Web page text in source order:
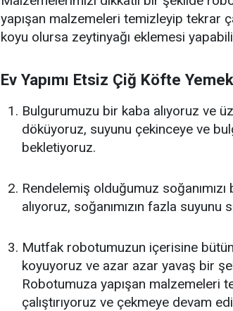
yapışan malzemeleri temizleyip tekrar
koyu olursa zeytinyağı eklemesi
Ev Yapımı Etsiz Çiğ Köfte
Bulgurumuzu bir kaba alıyoruz ve
döküyoruz, suyunu çekinceye ve
bekletiyoruz.
Rendelemiş olduğumuz
alıyoruz, soğanımızın fazla suyunu
Mutfak robotumuzun içerisine
koyuyoruz ve azar azar yavaş bir
Robotumuza yapışan malzemeleri
çalıştırıyoruz ve çekmeye devam